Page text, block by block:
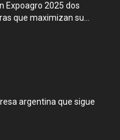
Expoagro 2025 dos
que maximizan su...
argentina que sigue